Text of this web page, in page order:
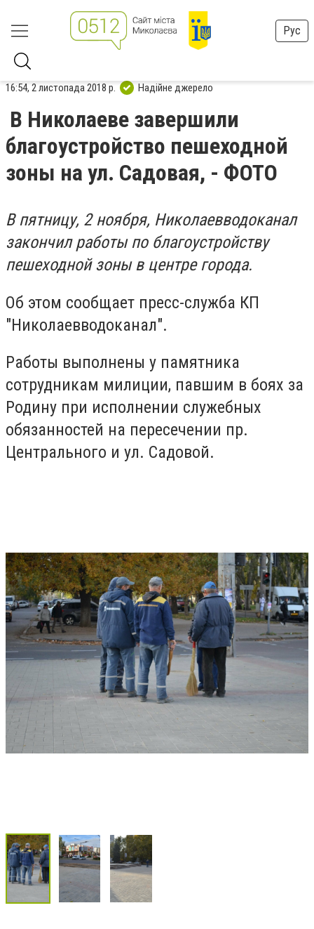
Рус
16:54, 2 листопада 2018 р. Надійне джерело
В Николаеве завершили
благоустройство пешеходной
зоны на ул. Садовая, - ФОТО
В пятницу, 2 ноября, Николаевводоканал
закончил работы по благоустройству
пешеходной зоны в центре города.
Об этом сообщает пресс-служба КП
"Николаевводоканал".
Работы выполнены у памятника
сотрудникам милиции, павшим в боях за
Родину при исполнении служебных
обязанностей на пересечении пр.
Центрального и ул. Садовой.